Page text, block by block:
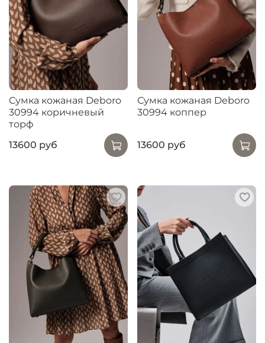
Сумка кожаная Deboro
30994 коричневый
торф
13600 руб
Сумка кожаная Deboro
30994 коппер
13600 руб